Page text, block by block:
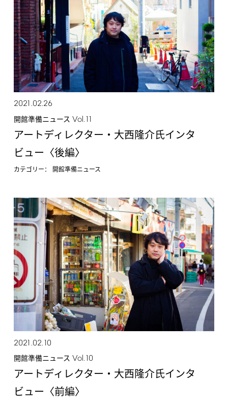
2021.02.26
開館準備ニュース Vol.11
アートディレクター・大西隆介氏インタ
ビュー〈後編〉
カテゴリー： 開館準備ニュース
2021.02.10
開館準備ニュース Vol.10
アートディレクター・大西隆介氏インタ
ビュー〈前編〉